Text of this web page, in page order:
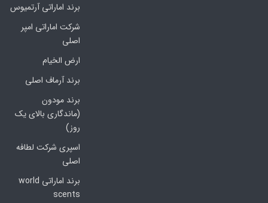
برند اماراتی آرتمیوس
شرکت اماراتی امپر
اصلی
ارض الخیام
برند آرماف اصلی
برند مودون
(ماندگاری بالای یک
روز)
اسپری شرکت لطافه
اصلی
برند اماراتی world
scents